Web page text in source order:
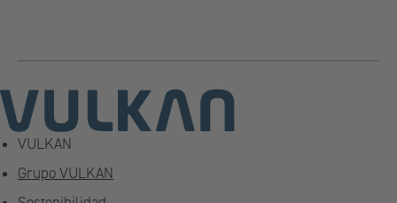
VULKAN
Grupo VULKAN